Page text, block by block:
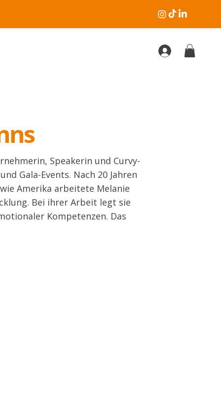
Speakerin und Curvy-
Gala-Events. Nach 20 Jahren
Amerika arbeitete Melanie
Bei ihrer Arbeit legt sie
Kompetenzen. Das